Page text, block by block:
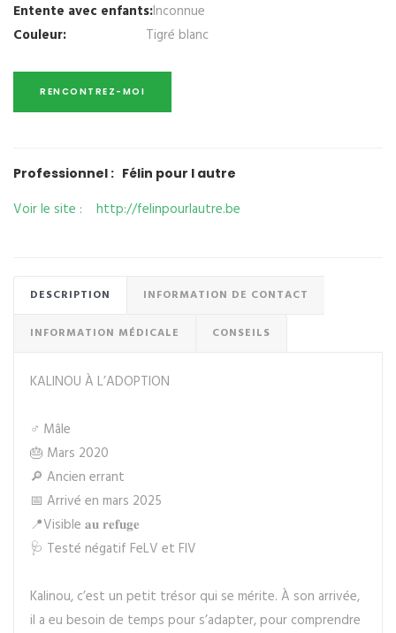
Entente avec enfants:Inconnue
Couleur:
Tigré blanc
Professionnel : Félin pour l autre
Voir le site : http://felinpourlautre.be
DESCRIPTION INFORMATION DE CONTACT
INFORMATION MÉDICALE CONSEILS
KALINOU À L’ADOPTION
♂ Mâle
🎂 Mars 2020
🔎 Ancien errant
📅 Arrivé en mars 2025
📍Visible 𝐚𝐮 𝐫𝐞𝐟𝐮𝐠𝐞
🩺 Testé négatif FeLV et FIV
Kalinou, c’est un petit trésor qui se mérite. À son arrivée,
il a eu besoin de temps pour s’adapter, pour comprendre